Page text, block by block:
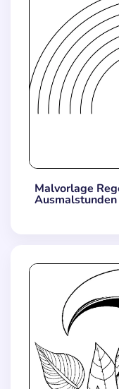
Malvorlage
Ausmalstunden